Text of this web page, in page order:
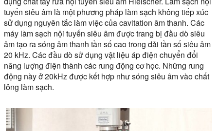
tuyến siêu âm là một phương pháp làm sạch không tiếp xúc
sử dụng nguyên tắc làm việc của cavitation âm thanh. Các
máy làm sạch nội tuyến siêu âm được trang bị đầu dò siêu
âm tạo ra sóng âm thanh tần số cao trong dải tần số siêu âm
20 kHz. Các đầu dò sử dụng vật liệu áp điện chuyển đổi
năng lượng điện thành các rung động cơ học. Những rung
động này ở 20kHz được kết hợp như sóng siêu âm vào chất
lỏng làm sạch.